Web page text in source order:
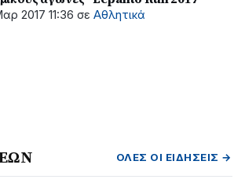
2017 11:36 σε Αθλητικά
ΌΛΕΣ ΟΙ ΕΙΔΉΣΕΙΣ →